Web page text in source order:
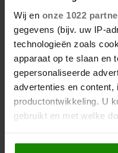
Wij en onze 1022
gegevens (bijv. uw IP-
technologieën zoals
apparaat op te slaan en
gepersonaliseerde
advertenties en content,
productontwikkeling. U
gebruikt en met welke
Als u het toestaat,
ANISHA
EERSTE
Het koninklijk huis
familielid bij. Prins
echtgenote prinses
zondagochtend
kindje: een dochter.